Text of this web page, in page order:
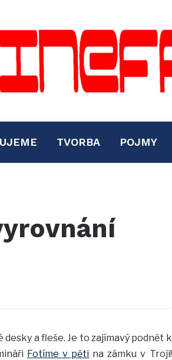
TVORBA POJMY
desky a fleše. Je to zajímavý podnět k
Fotíme v pěti na zámku v Troji!